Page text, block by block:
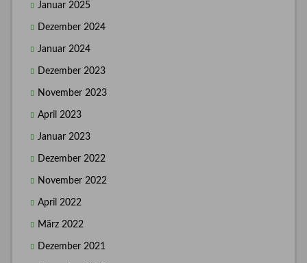
Januar 2025
Dezember 2024
Januar 2024
Dezember 2023
November 2023
April 2023
Januar 2023
Dezember 2022
November 2022
April 2022
März 2022
Dezember 2021